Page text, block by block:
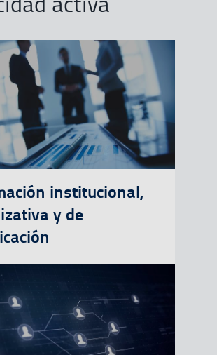
institucional,
y de